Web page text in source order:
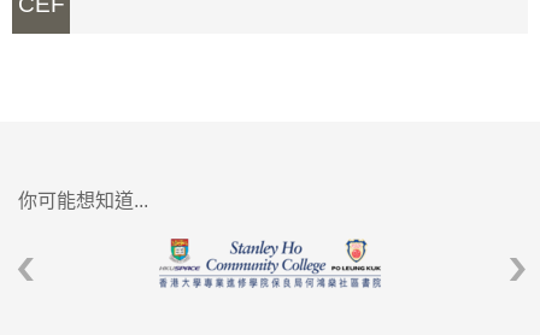
你可能想知道...